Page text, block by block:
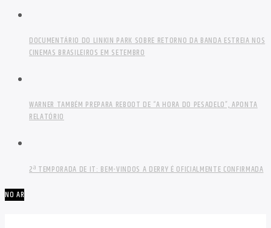
DOCUMENTÁRIO DO LINKIN PARK SOBRE RETORNO DA BANDA ESTREIA NOS
CINEMAS BRASILEIROS EM SETEMBRO
WARNER TAMBÉM PREPARA REBOOT DE “A HORA DO PESADELO”, APONTA
RELATÓRIO
2ª TEMPORADA DE IT: BEM-VINDOS A DERRY É OFICIALMENTE CONFIRMADA
NO AR